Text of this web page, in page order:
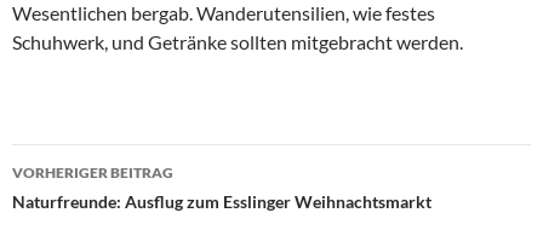
Wesentlichen bergab. Wanderutensilien, wie festes
Schuhwerk, und Getränke sollten mitgebracht werden.
Beitragsnavigation
VORHERIGER BEITRAG
Naturfreunde: Ausflug zum Esslinger Weihnachtsmarkt